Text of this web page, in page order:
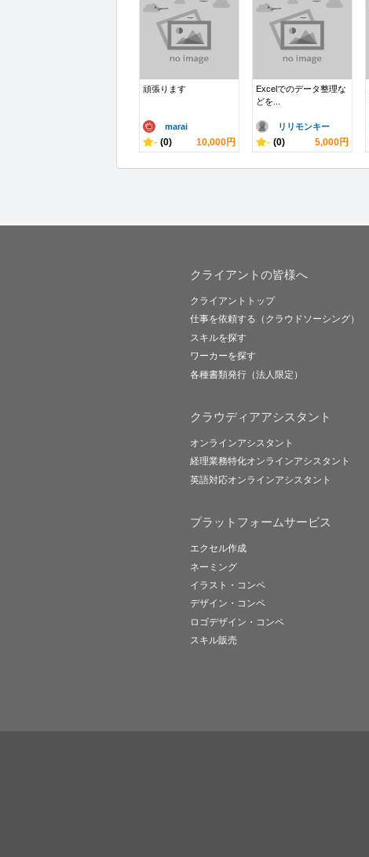
頑張ります
marai
- (0) 10,000円
Excelでのデータ整理な
どを...
リリモンキー
- (0) 5,000円
クライアントの皆様へ
クライアントトップ
仕事を依頼する（クラウドソーシング）
スキルを探す
ワーカーを探す
各種書類発行（法人限定）
クラウディアアシスタント
オンラインアシスタント
経理業務特化オンラインアシスタント
英語対応オンラインアシスタント
プラットフォームサービス
エクセル作成
ネーミング
イラスト・コンペ
デザイン・コンペ
ロゴデザイン・コンペ
スキル販売